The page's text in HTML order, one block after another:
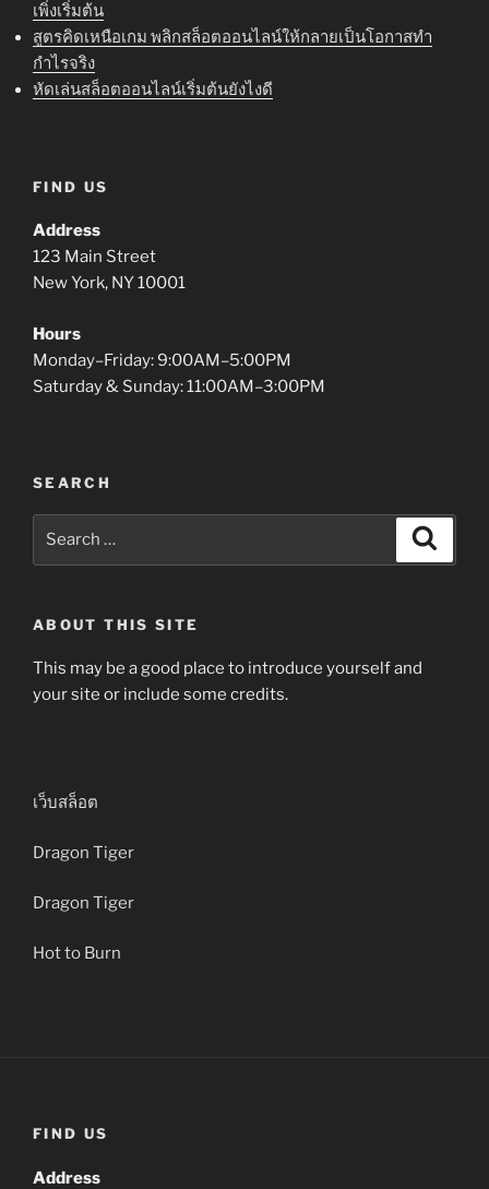
เพิ่งเริ่มต้น
สูตรคิดเหนือเกม พลิกสล็อตออนไลน์ให้กลายเป็นโอกาสทำ
กำไรจริง
หัดเล่นสล็อตออนไลน์เริ่มต้นยังไงดี
FIND US
Address
123 Main Street
New York, NY 10001
Hours
Monday–Friday: 9:00AM–5:00PM
Saturday & Sunday: 11:00AM–3:00PM
SEARCH
ABOUT THIS SITE
This may be a good place to introduce yourself and
your site or include some credits.
เว็บสล็อต
Dragon Tiger
Dragon Tiger
Hot to Burn
FIND US
Address